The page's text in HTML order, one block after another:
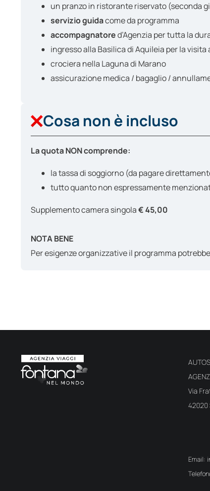
un pranzo in ristorante riservato (seconda
servizio guidacome da programma
accompagnatored’Agenzia per tutta la
ingresso alla Basilica di Aquileia per la visita
crociera nella Laguna di Marano
assicurazione medica / bagaglio /
Cosa non è incluso
La quota NON comprende:
la tassa di soggiorno (da pagare
tutto quanto non espressamente
Supplemento camera singola€ 45,00
NOTA BENE
Per esigenze organizzative il programma
Via
42020
Email: